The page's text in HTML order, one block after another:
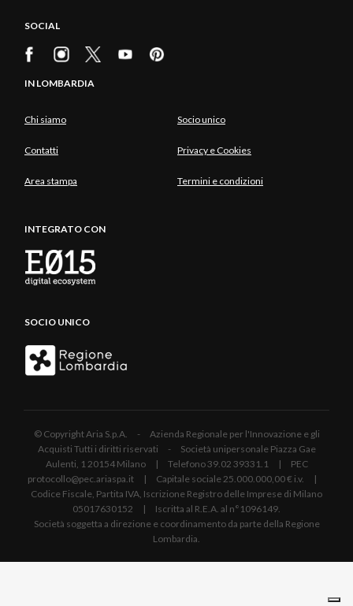
SOCIAL
IN LOMBARDIA
Chi siamo Socio unico
Contatti Privacy e Cookies
Area stampa Termini e condizioni
INTEGRATO CON
SOCIO UNICO
© Copyright Aria S.p.A. - Azienda Regionale per l'Innovazione e gli
Acquisti Tutti i diritti riservati - Società unipersonale Piazza Gae
Aulenti, 1 20154 Milano | Telefono 39.02 39331.1 | PEC
protocollo@pec.ariaspa.it | Capitale sociale 25.000.000,00 € i.v. |
Codice Fiscale, Partita IVA, Iscrizione Registro delle Imprese di Milano
05017630152 | Iscritta al R.E.A. al n°1096149.
Società soggetta a direzione e coordinamento da parte della Regione
Lombardia.